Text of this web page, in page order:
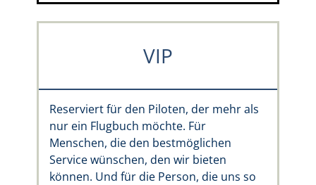
VIP
Reserviert für den Piloten, der mehr als
nur ein Flugbuch möchte. Für
Menschen, die den bestmöglichen
Service wünschen, den wir bieten
können. Und für die Person, die uns so